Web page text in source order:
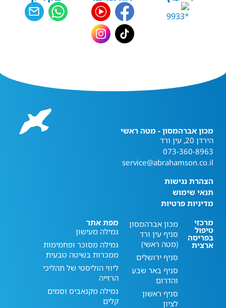
מכון אברהמסון - מטה ראשי
הירדן 20, עין ורד
073-360-8963
service@abrahamson.co.il
הצהרת נגישות
תנאי שימוש
מדיניות פרטיות
מרכזי
טיפול
בפריסה
ארצית
מכון אברהמסון
סניף עין ורד
(מטה ראשי)
סניף ירושלים
סניף באר שבע
והדרום
סניף ראשון
לציון
מפת אתר
גמילה מעישון
גמילה מסוכר ופחמימות
ממכרות בשיטה טבעית
ליווי הוליסטי של תהליכי
הרזייה
גמילה מקנאביס וסמים
קלים